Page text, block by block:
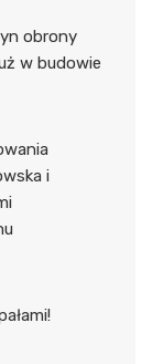
obrony
w budowie
i